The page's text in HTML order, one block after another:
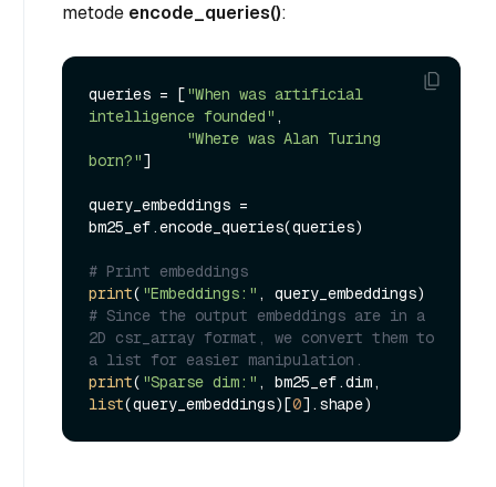
metode encode_queries():
queries = ["When was artificial
intelligence founded" ,
"Where was Alan Turing
born?"]
query_embeddings =
bm25_ef.encode_queries(queries)
# Print embeddings
print( "Embeddings:"
# Since the output embeddings are in a
2D csr_array format, we convert them to
a list for easier manipulation.
print( "Sparse dim:"
list(query_embeddings)[0